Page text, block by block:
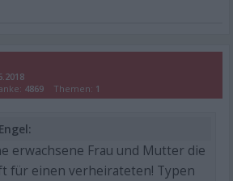
4869 Themen: 1
erwachsene Frau und Mutter die
für einen verheirateten! Typen